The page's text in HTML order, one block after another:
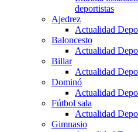
deportistas
Ajedrez
Actualidad
Baloncesto
Actualidad
Billar
Actualidad
Dominó
Actualidad
Fútbol sala
Actualidad
Gimnasio